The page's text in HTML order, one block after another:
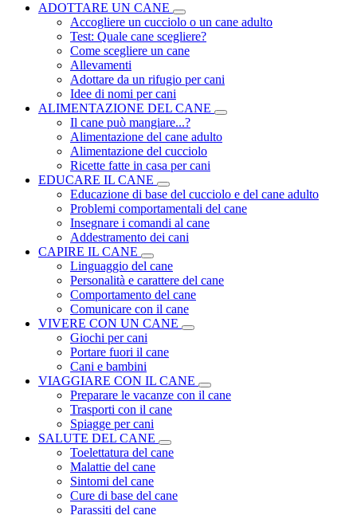
ADOTTARE UN CANE
Accogliere un cucciolo o un cane adulto
Test: Quale cane scegliere?
Come scegliere un cane
Allevamenti
Adottare da un rifugio per cani
Idee di nomi per cani
ALIMENTAZIONE DEL CANE
Il cane può mangiare...?
Alimentazione del cane adulto
Alimentazione del cucciolo
Ricette fatte in casa per cani
EDUCARE IL CANE
Educazione di base del cucciolo e del cane adulto
Problemi comportamentali del cane
Insegnare i comandi al cane
Addestramento dei cani
CAPIRE IL CANE
Linguaggio del cane
Personalità e carattere del cane
Comportamento del cane
Comunicare con il cane
VIVERE CON UN CANE
Giochi per cani
Portare fuori il cane
Cani e bambini
VIAGGIARE CON IL CANE
Preparare le vacanze con il cane
Trasporti con il cane
Spiagge per cani
SALUTE DEL CANE
Toelettatura del cane
Malattie del cane
Sintomi del cane
Cure di base del cane
Parassiti del cane